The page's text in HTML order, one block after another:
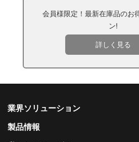
会員様限定！最新在庫品のお
ン!
詳しく見る
業界ソリューション
製品情報